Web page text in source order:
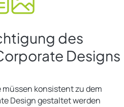
des
Designs
konsistent zu dem
Design gestaltet werden